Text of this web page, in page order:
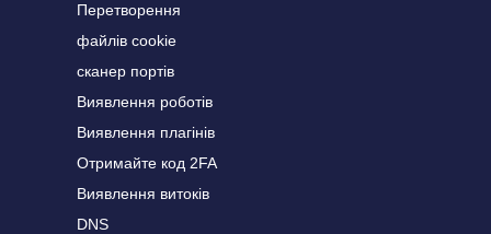
Перетворення
файлів cookie
сканер портів
Виявлення роботів
Виявлення плагінів
Отримайте код 2FA
Виявлення витоків
DNS